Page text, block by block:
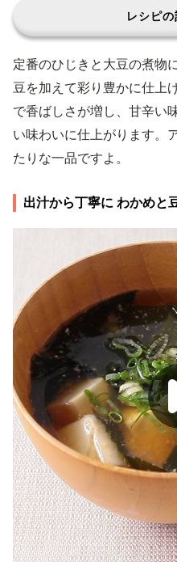
レシピ
定番のひじきと大豆の煮物
豆を加えて彩り豊かに仕上
で香ばしさが増し、甘辛い
い味わいに仕上がります。
たりな一品ですよ。
出汁から丁寧に わかめと